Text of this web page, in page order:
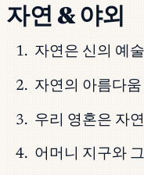
자연 & 야외
자연은 신의 예
자연의 아름다
우리 영혼은 자
어머니 지구와